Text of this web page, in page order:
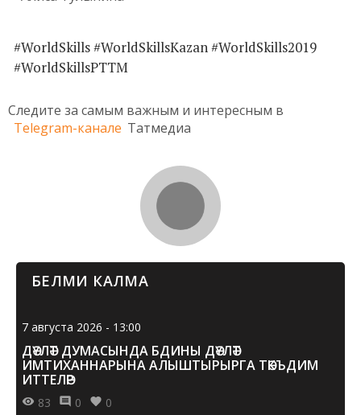
#WorldSkills #WorldSkillsKazan #WorldSkills2019
#WorldSkillsРТТМ
Следите за самым важным и интересным в
Telegram-канале Татмедиа
БЕЛМИ КАЛМА
7 августа 2026 - 13:00
ДӘҮЛӘТ ДУМАСЫНДА БДИНЫ ДӘҮЛӘТ
ИМТИХАННАРЫНА АЛЫШТЫРЫРГА ТӘКЪДИМ
ИТТЕЛӘР
83 0 0